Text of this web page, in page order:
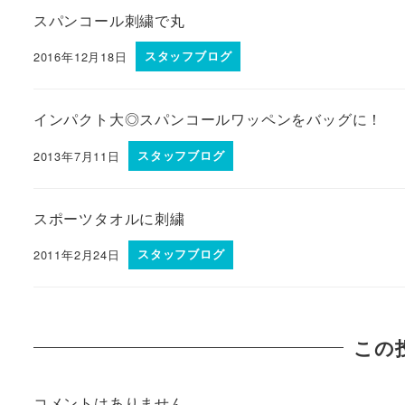
スパンコール刺繍で丸
2016年12月18日 スタッフブログ
インパクト大◎スパンコールワッペンをバッグに！
2013年7月11日 スタッフブログ
スポーツタオルに刺繍
2011年2月24日 スタッフブログ
この